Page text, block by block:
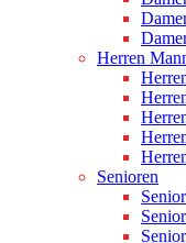
Herren
Senioren